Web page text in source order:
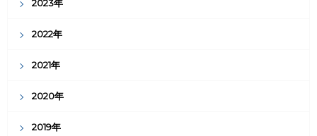
2023年
2022年
2021年
2020年
2019年